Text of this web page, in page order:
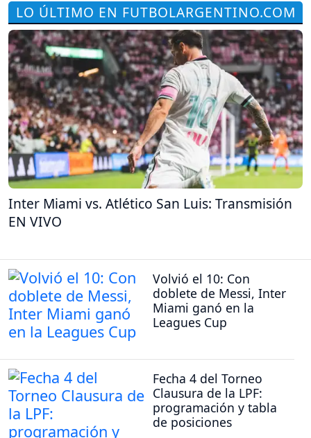
LO ÚLTIMO EN FUTBOLARGENTINO.COM
Inter Miami vs. Atlético San Luis: Transmisión
EN VIVO
Volvió el 10: Con
doblete de Messi, Inter
Miami ganó en la
Leagues Cup
Fecha 4 del Torneo
Clausura de la LPF:
programación y tabla
de posiciones